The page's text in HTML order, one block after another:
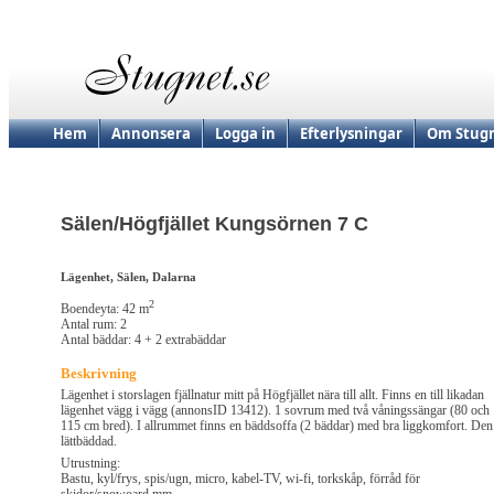
Hem Annonsera Logga in Efterlysningar Om
Sälen/Högfjället Kungsörnen 7 C
Lägenhet, Sälen, Dalarna
Boendeyta: 42 m2
Antal rum: 2
Antal bäddar: 4 + 2 extrabäddar
Beskrivning
Lägenhet i storslagen fjällnatur mitt på Högfjället nära till allt. Finns en till likadan
lägenhet vägg i vägg (annonsID 13412). 1 sovrum med två våningssängar (80 och
115 cm bred). I allrummet finns en bäddsoffa (2 bäddar) med bra liggkomfort.
lättbäddad.
Utrustning:
Bastu, kyl/frys, spis/ugn, micro, kabel-TV, wi-fi, torkskåp, förråd för